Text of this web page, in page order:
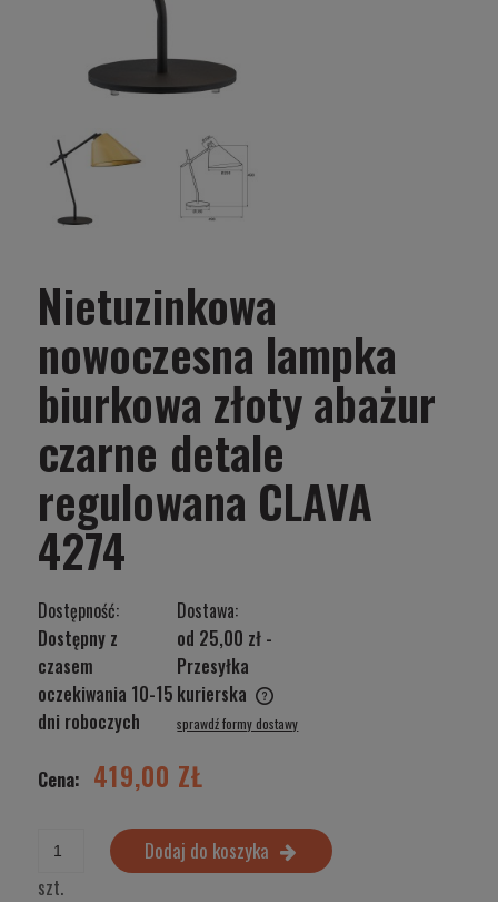
Nietuzinkowa
nowoczesna lampka
biurkowa złoty abażur
czarne detale
regulowana CLAVA
4274
Dostępność:
Dostępny z
czasem
oczekiwania 10-15
dni roboczych
Dostawa:
od 25,00 zł -
Przesyłka
kurierska
Cena nie zawiera ewentualnych kosztów płatności
sprawdź formy dostawy
Cena: 419,00 ZŁ
szt.
Dodaj do koszyka